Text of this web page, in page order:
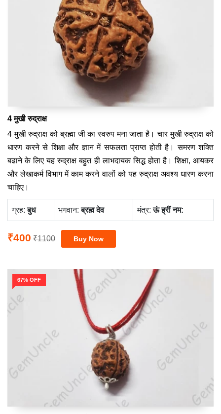
4 मुखी रुद्राक्ष
4 मुखी रुद्राक्ष को ब्रह्मा जी का स्वरुप मना जाता है। चार मुखी रुद्राक्ष को
धारण करने से शिक्षा और ज्ञान में सफलता प्राप्त होती है। समरण शक्ति
बढाने के लिए यह रुद्राक्ष बहुत ही लाभदायक सिद्ध होता है। शिक्षा, आयकर
और लेखाकर्म विभाग में काम करने वालों को यह रुद्राक्ष अवश्य धारण करना
चाहिए।
ग्रह:बुध भगवान:ब्रह्म देव मंत्र:ऊं ह्रीं नम:
₹400 ₹1100
67% OFF